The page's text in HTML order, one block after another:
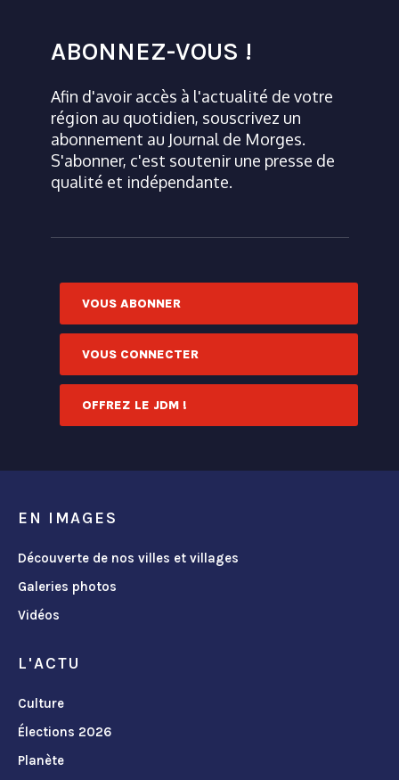
ABONNEZ-VOUS !
Afin d'avoir accès à l'actualité de votre
région au quotidien, souscrivez un
abonnement au Journal de Morges.
S'abonner, c'est soutenir une presse de
qualité et indépendante.
VOUS ABONNER
VOUS CONNECTER
OFFREZ LE JDM !
EN IMAGES
Découverte de nos villes et villages
Galeries photos
Vidéos
L'ACTU
Culture
Élections 2026
Planète